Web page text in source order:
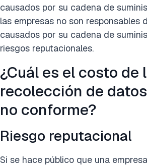
causados por su cadena de
las empresas no son responsables
causados por su cadena de
riesgos reputacionales.
¿Cuál es el costo de
recolección de
no conforme?
Riesgo reputacional
Si se hace público que una